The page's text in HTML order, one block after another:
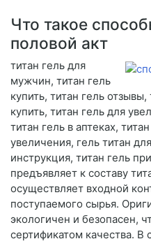
Что такое
половой акт
титан гель для
мужчин, титан гель
купить, титан гель
купить, титан гель для
титан гель в аптеках,
увеличения, гель титан
инструкция, титан гель
предъявляет к составу
осуществляет входной
поступаемого сырья.
экологичен и безопасен,
сертификатом качества. В